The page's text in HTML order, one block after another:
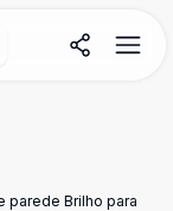
parede Brilho para